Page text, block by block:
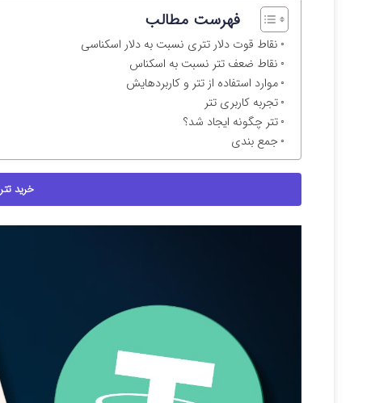
فهرست مطالب
نقاط قوت دلار تتری نسبت به دلار اسکناسی
نقاط ضعف تتر نسبت به اسکناس
موارد استفاده از تتر و کاربردهایش
تجربه کاربری تتر
تتر چگونه ایجاد شد؟
جمع بندی
خرید تتر